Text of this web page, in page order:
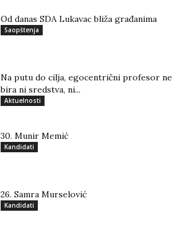
Od danas SDA Lukavac bliža građanima
Saopštenja
Na putu do cilja, egocentrični profesor ne
bira ni sredstva, ni...
Aktuelnosti
30. Munir Memić
Kandidati
26. Samra Murselović
Kandidati